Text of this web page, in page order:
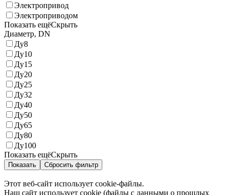
Электропривод
Электроприводом
Показать ещёСкрыть
Диаметр, DN
Ду8
Ду10
Ду15
Ду20
Ду25
Ду32
Ду40
Ду50
Ду65
Ду80
Ду100
Показать ещёСкрыть
Показать Сбросить фильтр
Этот веб-сайт использует cookie-файлы.
Наш сайт использует cookie (файлы с данными о прошлых